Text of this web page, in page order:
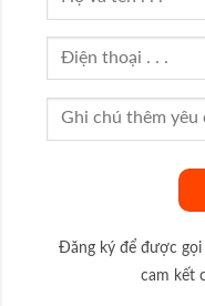
Đăng ký để được
cam kết